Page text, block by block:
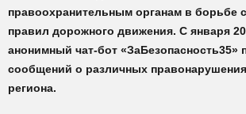
правоохранительным органам в борьбе
правил дорожного движения. С января
анонимный чат-бот «ЗаБезопасность35»
сообщений о различных
региона.